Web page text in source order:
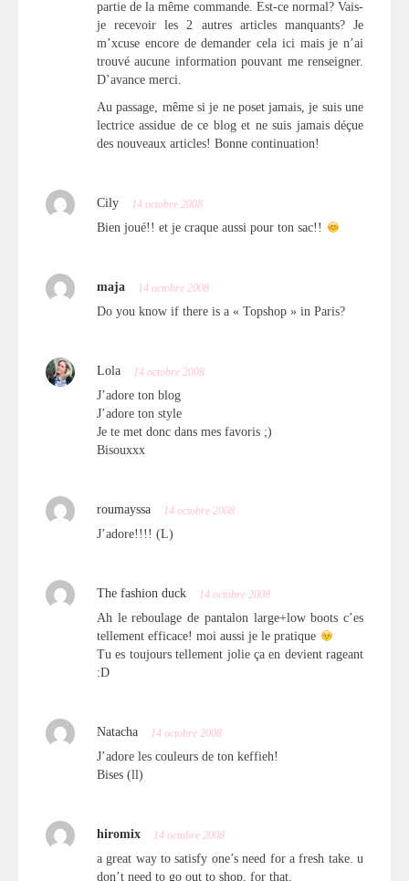
partie de la même commande. Est-ce normal? Vais-
je recevoir les 2 autres articles manquants? Je
m’xcuse encore de demander cela ici mais je n’ai
trouvé aucune information pouvant me renseigner.
D’avance merci.
Au passage, même si je ne poset jamais, je suis une
lectrice assidue de ce blog et ne suis jamais déçue
des nouveaux articles! Bonne continuation!
Cily 14 octobre 2008
Bien joué!! et je craque aussi pour ton sac!!
maja 14 octobre 2008
Do you know if there is a « Topshop » in Paris?
Lola 14 octobre 2008
J’adore ton blog
J’adore ton style
Je te met donc dans mes favoris ;)
Bisouxxx
roumayssa 14 octobre 2008
J’adore!!!! (L)
The fashion duck 14 octobre 2008
Ah le reboulage de pantalon large+low boots c’es
tellement efficace! moi aussi je le pratique
Tu es toujours tellement jolie ça en devient rageant
:D
Natacha 14 octobre 2008
J’adore les couleurs de ton keffieh!
Bises (ll)
hiromix 14 octobre 2008
a great way to satisfy one’s need for a fresh take. u
don’t need to go out to shop, for that.